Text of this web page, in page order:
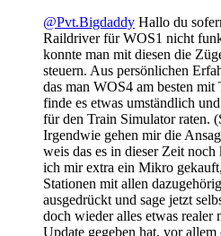
@Pvt.Bigdaddy Hallo du
Raildriver für WOS1 nicht
konnte man mit diesen die
steuern. Aus persönlichen
das man WOS4 am besten mit
finde es etwas umständlich
für den Train Simulator raten.
Irgendwie gehen mir die
weis das es in dieser Zeit
ich mir extra ein Mikro
Stationen mit allen
ausgedrückt und sage jetzt
doch wieder alles etwas realer
Update gegeben hat, vor